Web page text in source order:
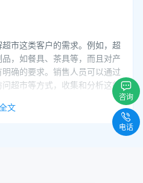
市这类客户的需求。例如，超
，如餐具、茶具等，而且对产
确的要求。销售人员可以通过
超市等方式，收集和分析这些
文
咨询
电话